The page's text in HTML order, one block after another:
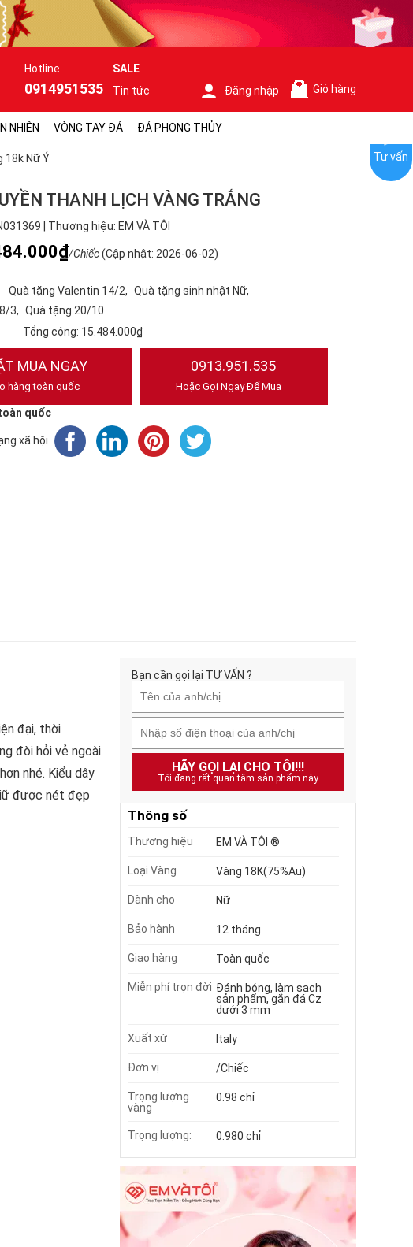
Hotline
0914951535
SALE
Tin tức
Đăng nhập Giỏ hàng
NHIÊN VÒNG TAY ĐÁ ĐÁ PHONG THỦY
18k Nữ Ý
THANH LỊCH VÀNG TRẮNG
| Thương hiệu: EM VÀ TÔI
/Chiếc(Cập nhật: 2026-06-02)
Quà tặng Valentin 14/2
Quà tặng sinh nhật Nữ
3
Quà tặng 20/10
Tổng cộng: 15.484.000₫
MUA NGAY
hàng toàn quốc
0913.951.535
Hoặc Gọi Ngay Để Mua
quốc
xã hội
đại, thời
đòi hỏi vẻ ngoài
nhé. Kiểu dây
được nét đẹp
Bạn cần gọi lại TƯ VẤN ?
HÃY GỌI LẠI CHO TÔI!!!
Tôi đang rất quan tâm sản phẩm này
Thông số
Thương hiệu EM VÀ TÔI ®
Loại Vàng Vàng 18K(75%Au)
Dành cho Nữ
Bảo hành 12 tháng
Giao hàng Toàn quốc
Miễn phí trọn đời Đánh bóng, làm sạch
sản phẩm, gắn đá Cz
dưới 3 mm
Xuất xứ Italy
Đơn vị /Chiếc
Trọng lượng
vàng
0.98 chỉ
Trọng lượng: 0.980 chỉ
Tư vấn